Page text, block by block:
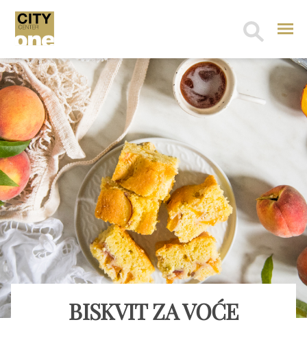
Search
BISKVIT ZA VOĆE